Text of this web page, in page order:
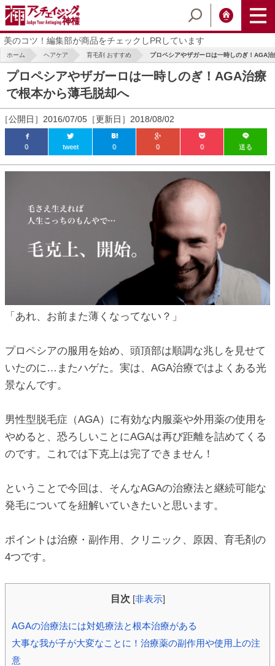
美のコツ！編集部が商品をチェックしPRしています
ホーム ヘアケア 育毛剤 おすすめ プロペシアやザガーロは一時しのぎ！AGA
プロペシアやザガーロは一時しのぎ！AGA治療
で根本から薄毛脱却へ
［公開日］2016/07/05［更新日］2018/08/02
0 tweet 0 0 0 送る
「あれ、お前また薄くなってない？」
プロペシアの服用を始め、頭頂部は順調な兆しを見せて
いたのに…またハゲた。実は、AGA治療ではよくある光
景なんです。
男性型脱毛症（AGA）に有効な内服薬や外用薬の使用を
やめると、恐ろしいことにAGAは再び距離を詰めてくる
のです。これでは下克上は完了できません！
ということで今回は、そんなAGAの治療法と継続可能な
発毛についてを紐解いていきたいと思います。
ポイントは治療・副作用、クリニック、原因、育毛剤の
4つです。
目次 [非表示]
AGAの治療法には対処療法と根本治療がある
大事な我が子が大変なことに！治療薬の副作用や使用上の注
意
antiaging/wp-
antiaging/wp-
antiaging/wp-